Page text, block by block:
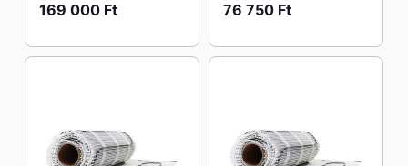
169 000 Ft 76 750 Ft